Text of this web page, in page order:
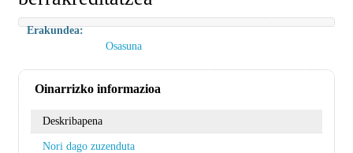
Erakundea:
Osasuna
Oinarrizko informazioa
Deskribapena
Nori dago zuzenduta